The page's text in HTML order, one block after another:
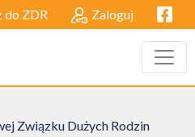
do ZDR Zaloguj
Związku Dużych Rodzin